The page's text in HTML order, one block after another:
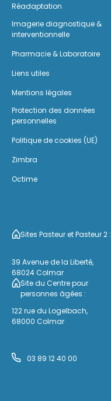
Réadaptation
Imagerie diagnostique &
interventionnelle
Pharmacie & Laboratoire
Liens utiles
Mentions légales
Protection des données
personnelles
Politique de cookies (UE)
Zimbra
Octime
03 89 12 40 00
Sites Pasteur et Pasteur 2 :
39 Avenue de la Liberté,
68024 Colmar
Site du Centre pour
personnes âgées :
122 rue du Logelbach,
68000 Colmar